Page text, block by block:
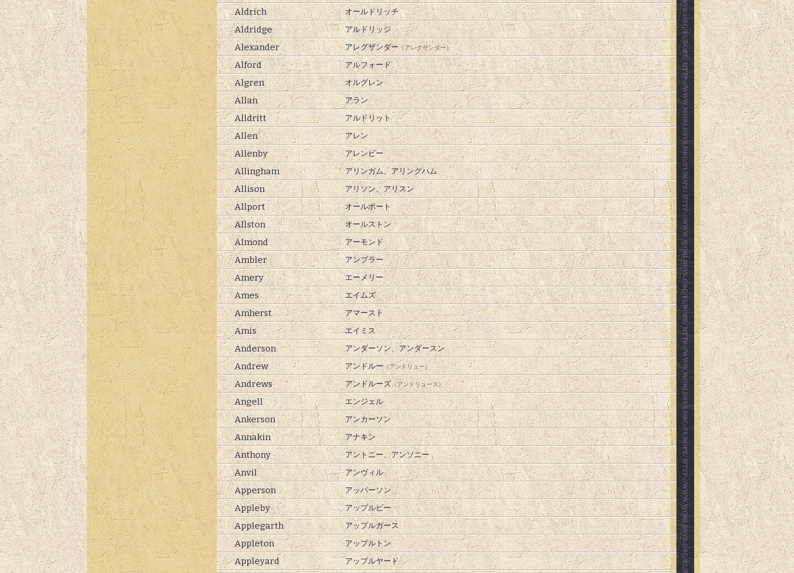
Aldrich オールドリッチ
Aldridge アルドリッジ
Alexander アレグザンダー（アレクサンダー）
Alford アルフォード
Algren オルグレン
Allan アラン
Alldritt アルドリット
Allen アレン
Allenby アレンビー
Allingham アリンガム、 アリングハム
Allison アリソン、アリスン
Allport オールポート
Allston オールストン
Almond アーモンド
Ambler アンブラー
Amery エーメリー
Ames エイムズ
Amherst アマースト
Amis エイミス
Anderson アンダーソン、アンダースン
Andrew アンドルー（アンドリュー）
Andrews アンドルーズ（アンドリュース）
Angell エンジェル
Ankerson アンカーソン
Annakin アナキン
Anthony アントニー、アンソニー
Anvil アンヴィル
Apperson アッパーソン
Appleby アップルビー
Applegarth アップルガース
Appleton アップルトン
Appleyard アップルヤード